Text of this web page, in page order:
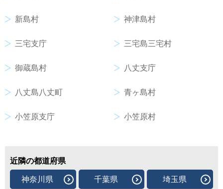
新島村 神津島村
三宅支庁 三宅島三宅村
御蔵島村 八丈支庁
八丈島八丈町 青ヶ島村
小笠原支庁 小笠原村
近隣の都道府県
神奈川県 千葉県 埼玉県